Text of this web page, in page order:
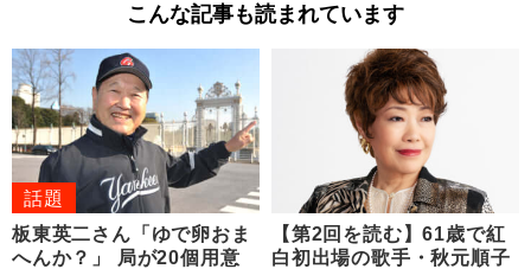
こんな記事も読まれています
話題
板東英二さん「ゆで卵おま
へんか？」 局が20個用意
【第2回を読む】61歳で紅
白初出場の歌手・秋元順子